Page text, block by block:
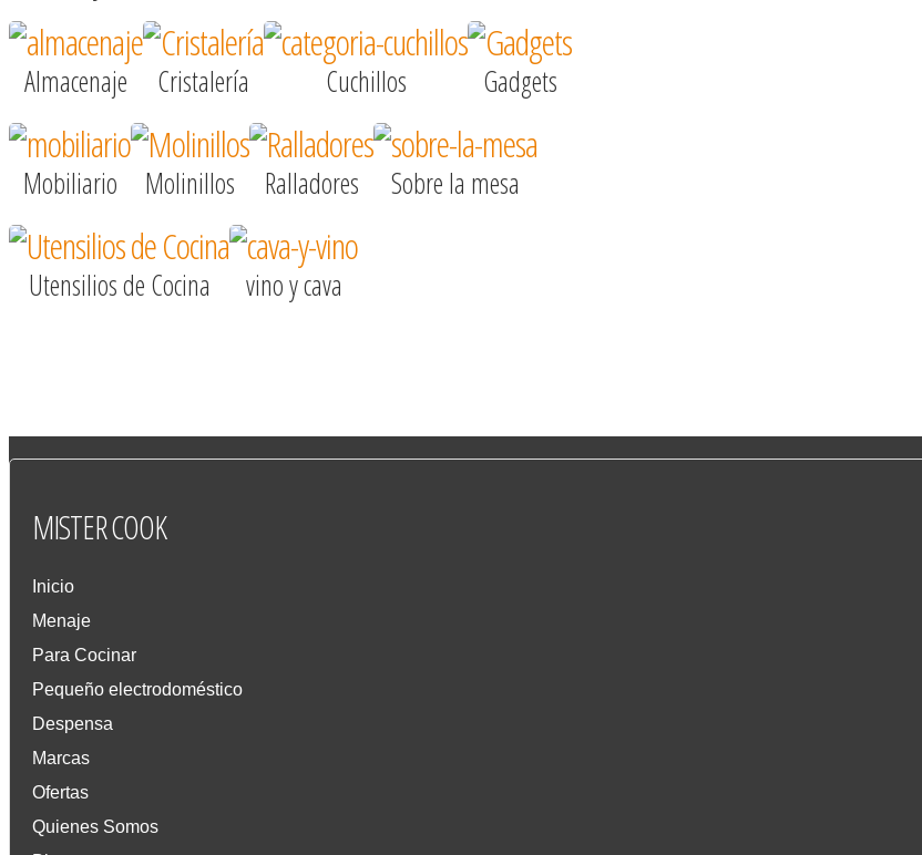
Almacenaje Cristalería Cuchillos Gadgets
Mobiliario Molinillos Ralladores Sobre la mesa
Utensilios de Cocina vino y cava
MISTERCOOK
Inicio
Menaje
Para Cocinar
Pequeño electrodoméstico
Despensa
Marcas
Ofertas
Quienes Somos